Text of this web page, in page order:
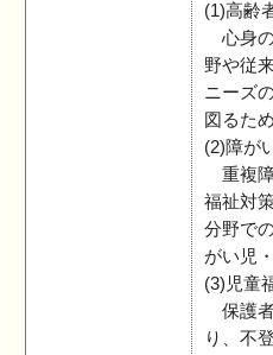
(1)高齢
心身の
野や従
ニーズ
図るた
(2)障が
重複障
福祉対
分野で
がい児
(3)児童
保護者
り、不